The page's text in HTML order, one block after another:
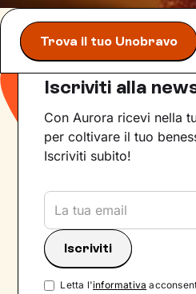
Trova il tuo Unobravo
Iscriviti alla
Con Aurora ricevi nella
per coltivare il tuo
Iscriviti subito!
Letta l'informativa